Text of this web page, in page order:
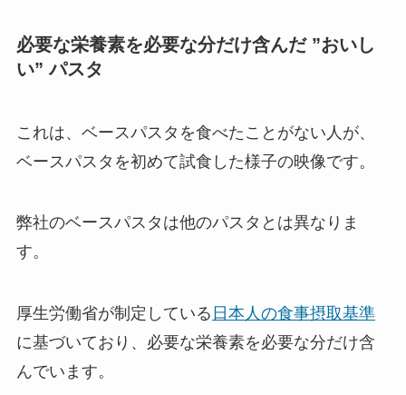
必要な栄養素を必要な分だけ含んだ ”おいし
い” パスタ
これは、ベースパスタを食べたことがない人が、
ベースパスタを初めて試食した様子の映像です。
弊社のベースパスタは他のパスタとは異なりま
す。
厚生労働省が制定している 日本人の食事摂取基準
に基づいており、必要な栄養素を必要な分だけ含
んでいます。